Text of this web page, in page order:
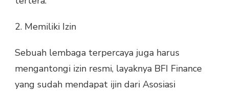
2. Memiliki Izin
Sebuah lembaga terpercaya juga harus
mengantongi izin resmi, layaknya BFI Finance
yang sudah mendapat ijin dari Asosiasi